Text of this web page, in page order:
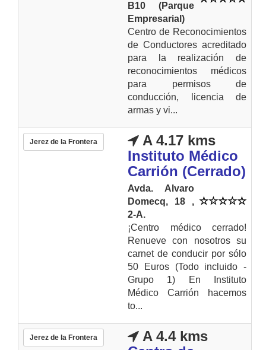
B10 (Parque
Empresarial)
Centro de Reconocimientos
de Conductores acreditado
para la realización de
reconocimientos médicos
para permisos de
conducción, licencia de
armas y vi...
Jerez de la Frontera
A 4.17 kms
Instituto Médico
Carrión (Cerrado)
Avda. Alvaro
Domecq, 18 ,
2-A.
¡Centro médico cerrado!
Renueve con nosotros su
carnet de conducir por sólo
50 Euros (Todo incluido -
Grupo 1) En Instituto
Médico Carrión hacemos
to...
Jerez de la Frontera
A 4.4 kms